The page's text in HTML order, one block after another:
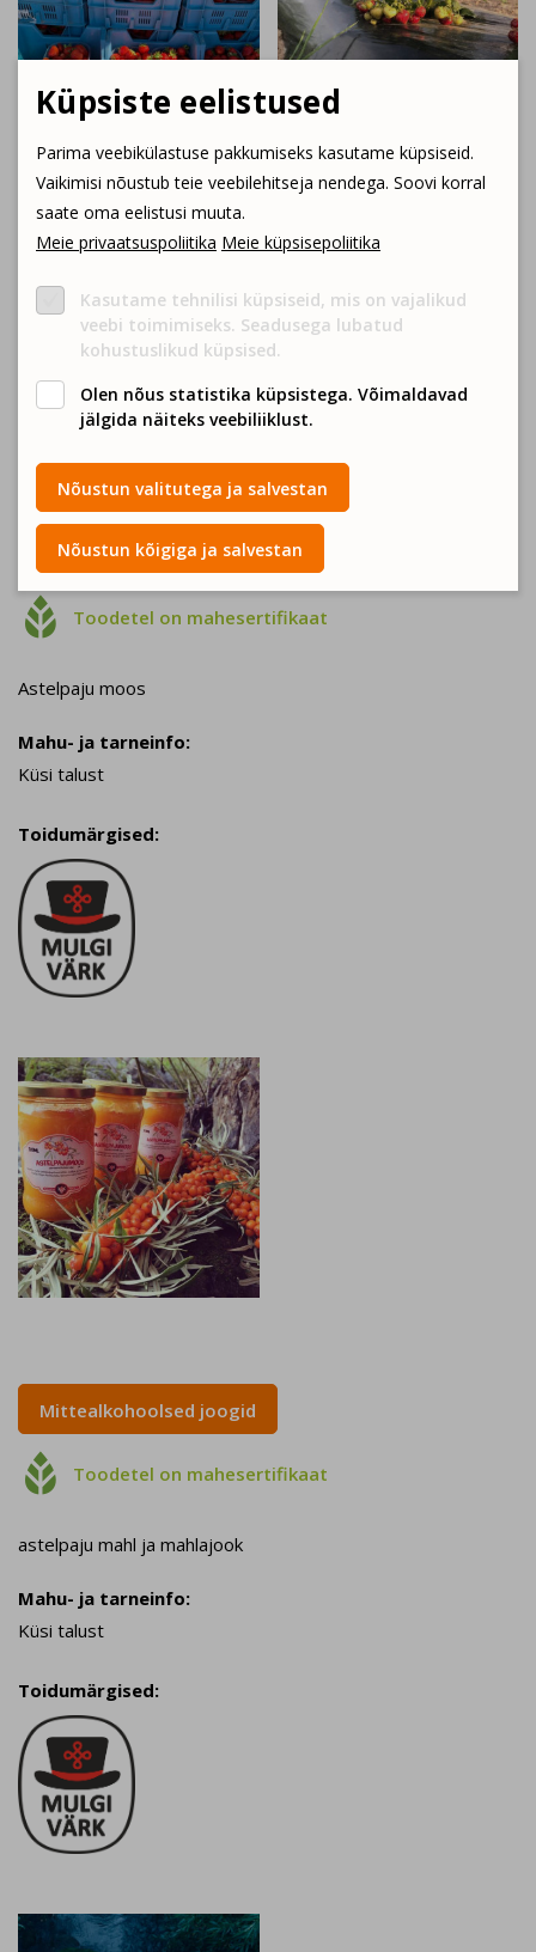
Küpsiste eelistused
Parima veebikülastuse pakkumiseks kasutame küpsiseid.
Vaikimisi nõustub teie veebilehitseja nendega. Soovi korral
saate oma eelistusi muuta.
Meie privaatsuspoliitika Meie küpsisepoliitika
Kasutame tehnilisi küpsiseid, mis on vajalikud
veebi toimimiseks. Seadusega lubatud
kohustuslikud küpsised.
Olen nõus statistika küpsistega. Võimaldavad
jälgida näiteks veebiliiklust.
Nõustun valitutega ja salvestan
Nõustun kõigiga ja salvestan
Hoidised, moosid, konservid
 Toodetel on mahesertifikaat
Astelpaju moos
Mahu- ja tarneinfo:
Küsi talust
Toidumärgised:
Mittealkohoolsed joogid
 Toodetel on mahesertifikaat
astelpaju mahl ja mahlajook
Mahu- ja tarneinfo:
Küsi talust
Toidumärgised: